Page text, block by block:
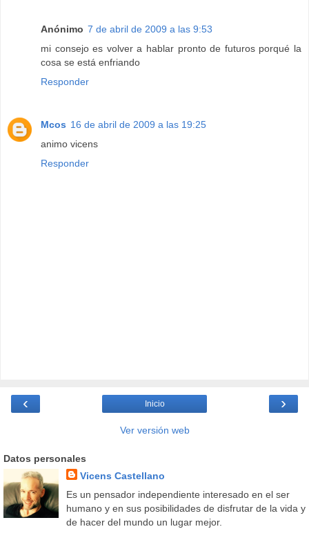
Anónimo 7 de abril de 2009 a las 9:53
mi consejo es volver a hablar pronto de futuros porqué la
cosa se está enfriando
Responder
Mcos 16 de abril de 2009 a las 19:25
animo vicens
Responder
‹ ›
Inicio
Ver versión web
Datos personales
Vicens Castellano
Es un pensador independiente interesado en el ser
humano y en sus posibilidades de disfrutar de la vida y
de hacer del mundo un lugar mejor.